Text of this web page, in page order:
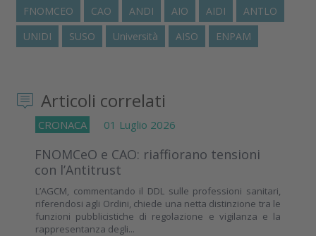
FNOMCEO CAO ANDI AIO AIDI
ANTLO
UNIDI
SUSO Università AISO ENPAM
Articoli correlati
CRONACA 01 Luglio 2026
FNOMCeO e CAO: riaffiorano tensioni
con l’Antitrust
L’AGCM, commentando il DDL sulle professioni sanitari,
riferendosi agli Ordini, chiede una netta distinzione tra le
funzioni pubblicistiche di regolazione e vigilanza e la
rappresentanza degli...